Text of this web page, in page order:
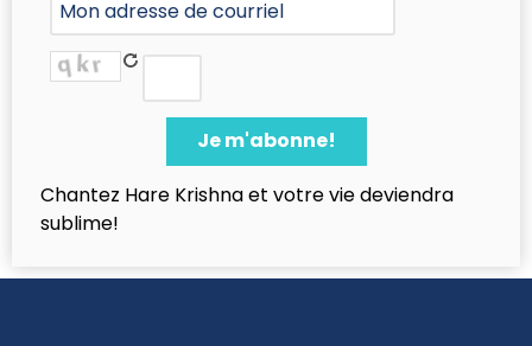
Chantez Hare Krishna et votre vie deviendra
sublime!